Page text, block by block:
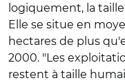
logiquement, la
Elle se situe en
hectares de plus
2000. "Les
restent à taille